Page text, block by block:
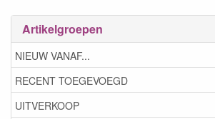
Artikelgroepen
NIEUW VANAF...
RECENT TOEGEVOEGD
UITVERKOOP